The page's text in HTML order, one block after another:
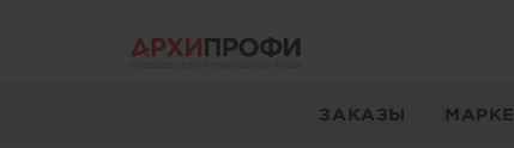
ЗАКАЗЫ